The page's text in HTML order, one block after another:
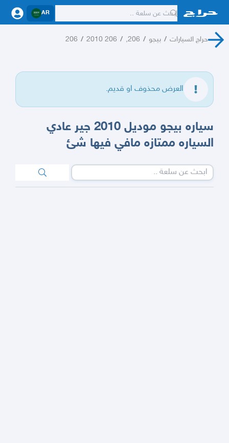
AR
حراج السيارات / بيجو /
206,
/
206 2010
/
206
العرض محذوف او قديم.
سياره بيجو موديل 2010 جير عادي
السياره ممتازه مافي فيها شئ